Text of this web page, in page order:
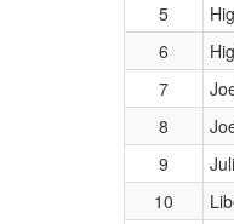
5
6
7
8
9
10